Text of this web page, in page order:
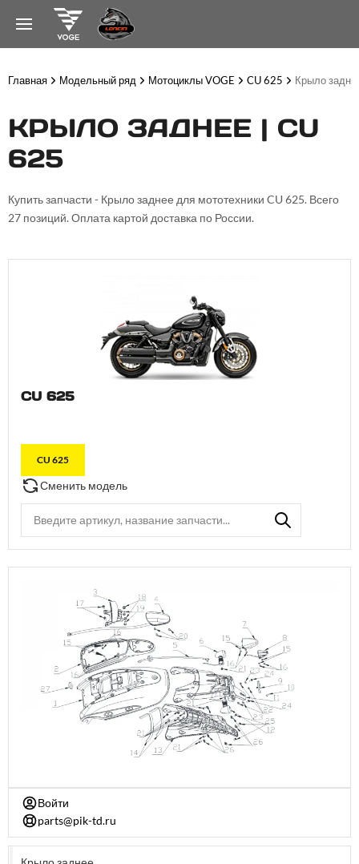
Главная Модельный ряд Мотоциклы VOGE CU 625 Крыло
КРЫЛО ЗАДНЕЕ | CU
625
Купить запчасти - Крыло заднее для мототехники CU 625. Всего
27 позиций. Оплата картой доставка по России.
CU 625
CU 625
Сменить модель
Войти
parts@pik-td.ru